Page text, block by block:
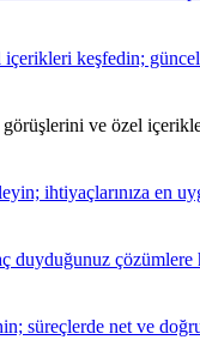
keşfedin;
ve özel
ihtiyaçlarınıza en
duyduğunuz çözümlere
süreçlerde net ve